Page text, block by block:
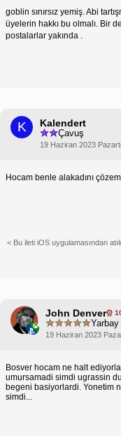
goblin sınırsız yemiş. Abi
üyelerin hakkı bu olmalı. Bir
postalarlar yakında .
K Kalendert
Çavuş
19 Haziran 2023
Hocam benle alakadını
< Bu ileti iOS uygulamasından
John Denver
Yarbay
19 Haziran 2023
Bosver hocam ne halt
umursamadi simdi ugrassin
begeni basiyorlardi. Yonetim
simdi...